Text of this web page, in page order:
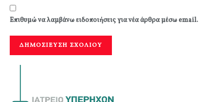
Επιθυμώ να λαμβάνω ειδοποιήσεις για νέα άρθρα μέσω email.